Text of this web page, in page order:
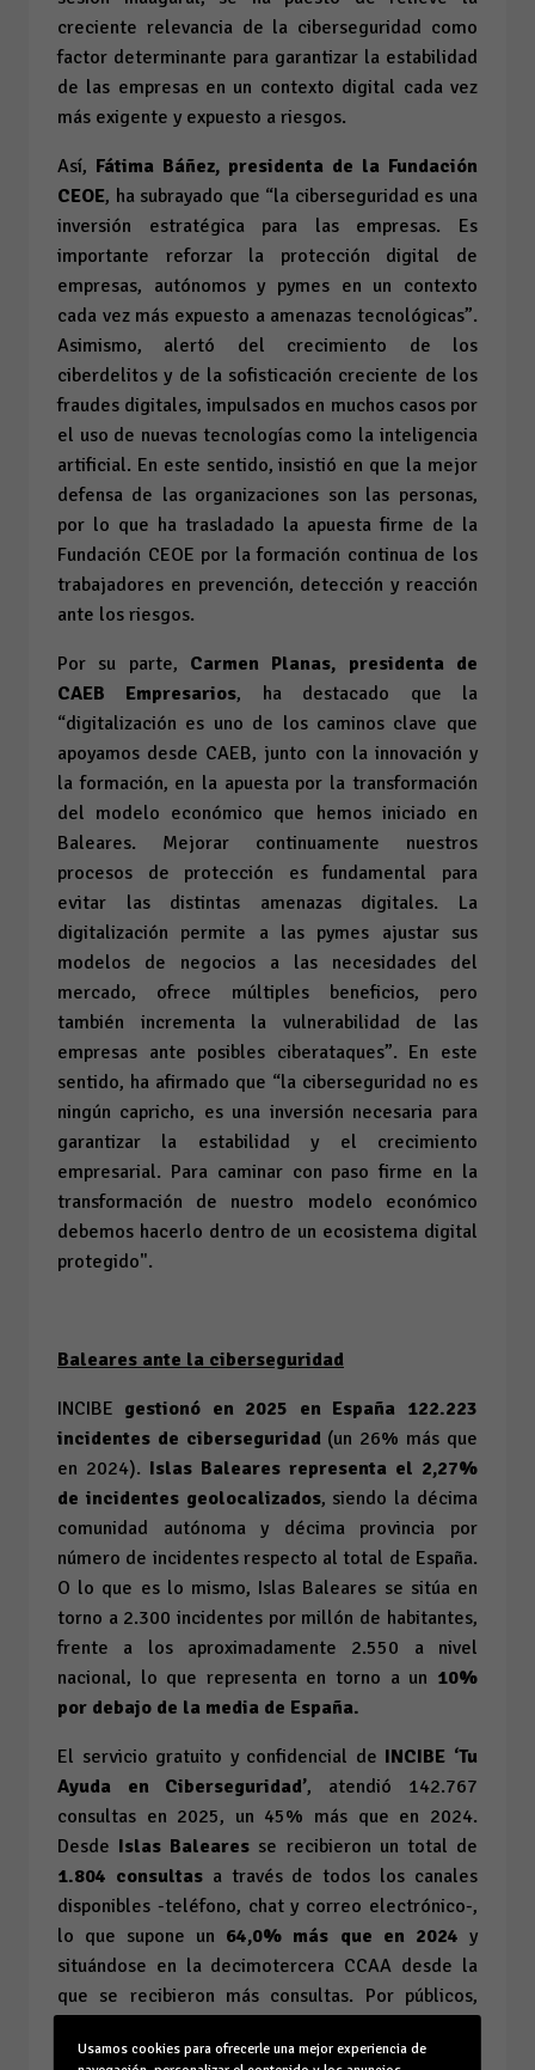
creciente relevancia de la ciberseguridad como
factor determinante para garantizar la estabilidad
de las empresas en un contexto digital cada vez
más exigente y expuesto a riesgos.
Así, Fátima Báñez, presidenta de la Fundación
CEOE, ha subrayado que “la ciberseguridad es una
inversión estratégica para las empresas. Es
importante reforzar la protección digital de
empresas, autónomos y pymes en un contexto
cada vez más expuesto a amenazas tecnológicas”.
Asimismo, alertó del crecimiento de los
ciberdelitos y de la sofisticación creciente de los
fraudes digitales, impulsados en muchos casos por
el uso de nuevas tecnologías como la inteligencia
artificial. En este sentido, insistió en que la mejor
defensa de las organizaciones son las personas,
por lo que ha trasladado la apuesta firme de la
Fundación CEOE por la formación continua de los
trabajadores en prevención, detección y reacción
ante los riesgos.
Por su parte, Carmen Planas, presidenta de
CAEB Empresarios, ha destacado que la
“digitalización es uno de los caminos clave que
apoyamos desde CAEB, junto con la innovación y
la formación, en la apuesta por la transformación
del modelo económico que hemos iniciado en
Baleares. Mejorar continuamente nuestros
procesos de protección es fundamental para
evitar las distintas amenazas digitales. La
digitalización permite a las pymes ajustar sus
modelos de negocios a las necesidades del
mercado, ofrece múltiples beneficios, pero
también incrementa la vulnerabilidad de las
empresas ante posibles ciberataques”. En este
sentido, ha afirmado que “la ciberseguridad no es
ningún capricho, es una inversión necesaria para
garantizar la estabilidad y el crecimiento
empresarial. Para caminar con paso firme en la
transformación de nuestro modelo económico
debemos hacerlo dentro de un ecosistema digital
protegido".
Baleares ante la ciberseguridad
INCIBE gestionó en 2025 en España 122.223
incidentes de ciberseguridad(un 26% más que
en 2024). Islas Baleares representa el 2,27%
de incidentes geolocalizados, siendo la décima
comunidad autónoma y décima provincia por
número de incidentes respecto al total de España.
O lo que es lo mismo, Islas Baleares se sitúa en
torno a 2.300 incidentes por millón de habitantes,
frente a los aproximadamente 2.550 a nivel
nacional, lo que representa en torno a un 10%
por debajo de la media de España.
El servicio gratuito y confidencial de INCIBE ‘Tu
Ayuda en Ciberseguridad’, atendió 142.767
consultas en 2025, un 45% más que en 2024.
Desde Islas Baleares se recibieron un total de
1.804 consultasa través de todos los canales
disponibles -teléfono, chat y correo electrónico-,
lo que supone un 64,0% más que en 2024 y
situándose en la decimotercera CCAA desde la
que se recibieron más consultas. Por públicos,
público de Ciudadanía (el 86,9%), 161 de
Usamos cookies para ofrecerle una mejor experiencia de